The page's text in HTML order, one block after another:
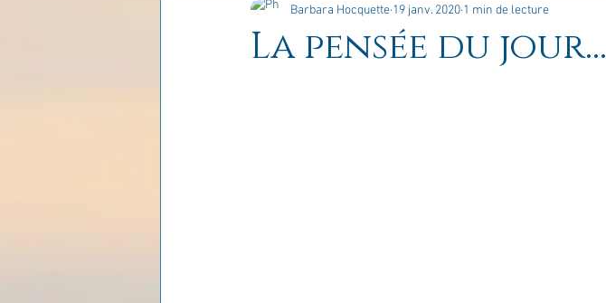
La parentalité De vous à moi... Rome : voyage
La pensée du jour...
Barbara Hocquette 19 janv. 2020 1 min de lecture